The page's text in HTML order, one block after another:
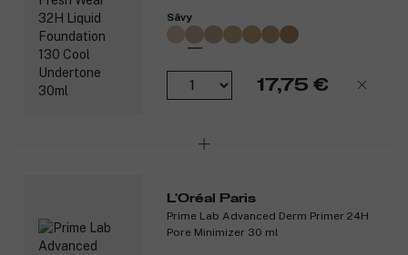
Sävy
17,75 €
L'Oréal Paris
Prime Lab Advanced Derm Primer 24H
Pore Minimizer 30 ml